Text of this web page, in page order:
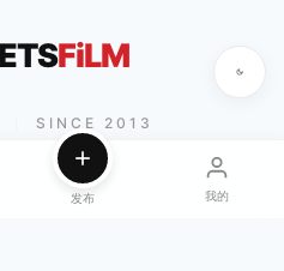
FiLM
SINCE 2013
发布 我的